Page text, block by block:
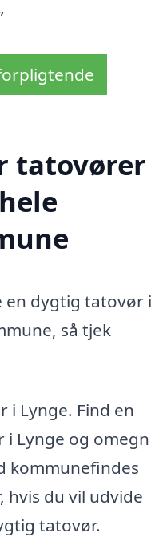
tatovører
en dygtig tatovør i
så tjek
Lynge. Find en
Lynge og omegn
kommunefindes
du vil udvide
tatovør.